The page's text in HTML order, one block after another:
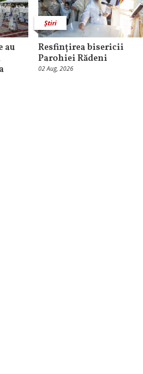
au
Știri
Resfințirea bisericii
Parohiei Rădeni
02 Aug, 2026